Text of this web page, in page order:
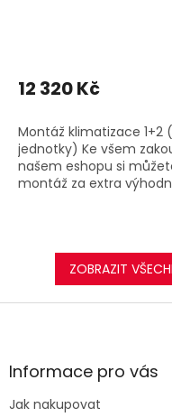
12 320 Kč
Montáž klimatizace 1+2
jednotky) Ke všem
našem eshopu si
montáž za extra
ZOBRAZIT
Z
aInformace pro vás
Jak nakupovat